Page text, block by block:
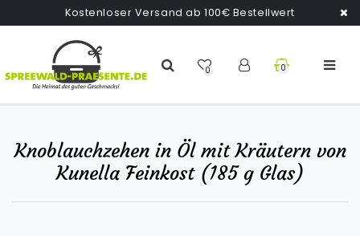
Kostenloser Versand ab 100€ Bestellwert
0 0
Knoblauchzehen in Öl mit Kräutern von
Kunella Feinkost (185 g Glas)